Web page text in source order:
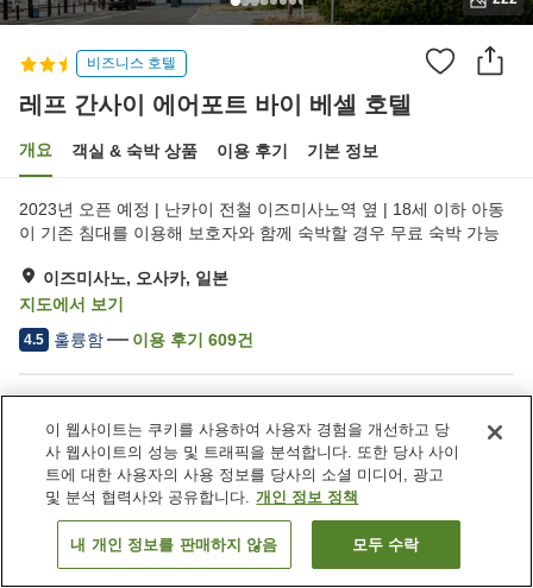
비즈니스 호텔
레프 간사이 에어포트 바이 베셀 호텔
개요 객실 & 숙박 상품 이용 후기 기본 정보
2023년 오픈 예정 | 난카이 전철 이즈미사노역 옆 | 18세 이하 아동
이 기존 침대를 이용해 보호자와 함께 숙박할 경우 무료 숙박 가능
이즈미사노, 오사카, 일본
지도에서 보기
4.5 훌륭함 이용 후기 609건
특별식 - 베지테리언
일본 오사카
이즈미사노
레프 간사이 에어포트 바이 베셀 호텔
객실 보기
이 웹사이트는 쿠키를 사용하여 사용자 경험을 개선하고 당
사 웹사이트의 성능 및 트래픽을 분석합니다. 또한 당사 사이
트에 대한 사용자의 사용 정보를 당사의 소셜 미디어, 광고
및 분석 협력사와 공유합니다. 개인 정보 정책
내 개인 정보를 판매하지 않음 모두 수락